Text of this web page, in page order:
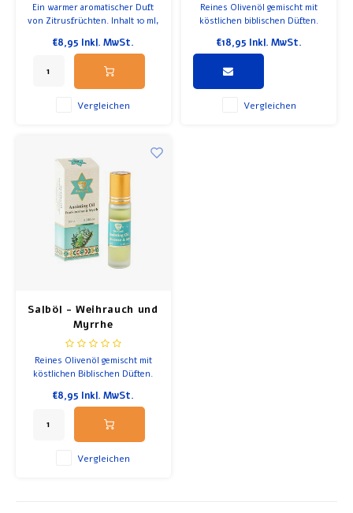
Ein warmer aromatischer Duft
von Zitrusfrüchten. Inhalt 10 ml,
€8,95 Inkl. MwSt.
Vergleichen
Reines Olivenöl gemischt mit
köstlichen biblischen Düften.
€18,95 Inkl. MwSt.
Vergleichen
Salböl - Weihrauch und
Myrrhe
Reines Olivenöl gemischt mit
köstlichen Biblischen Düften.
€8,95 Inkl. MwSt.
Vergleichen